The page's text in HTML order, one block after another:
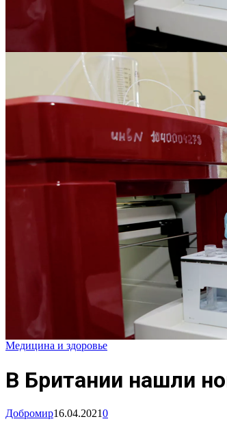
Медицина и здоровье
В Британии нашли
Добромир16.04.20210